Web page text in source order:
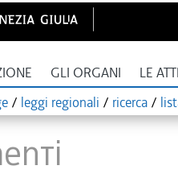
GLI ORGANI LE
/ leggi regionali / ricerca /